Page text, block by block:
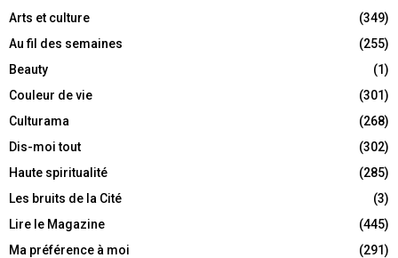
Arts et culture
(349)
Au fil des semaines
(255)
Beauty
(1)
Couleur de vie
(301)
Culturama
(268)
Dis-moi tout
(302)
Haute spiritualité
(285)
Les bruits de la Cité
(3)
Lire le Magazine
(445)
Ma préférence à moi
(291)